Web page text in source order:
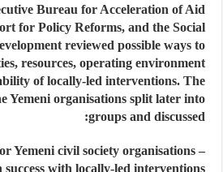
Bureau for Acceleration of Aid
for Policy Reforms, and the Social
reviewed possible ways to
resources, operating environment
of locally-led interventions. The
Yemeni organisations split later into
groups and discussed:
Yemeni civil society organisations
with locally-led interventions.